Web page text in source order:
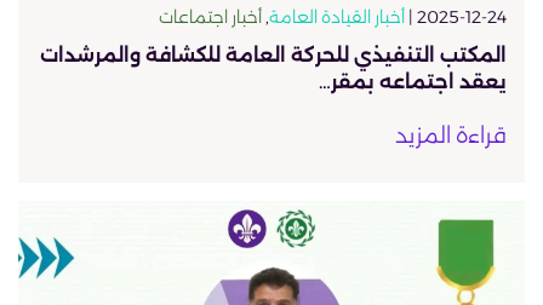
2025-12-24 | أخبار القيادة العامة,أخبار اجتماعات
المكتب التنفيذي للحركة العامة للكشافة والمرشدات
يعقد اجتماعه بمقر…
قراءة المزيد